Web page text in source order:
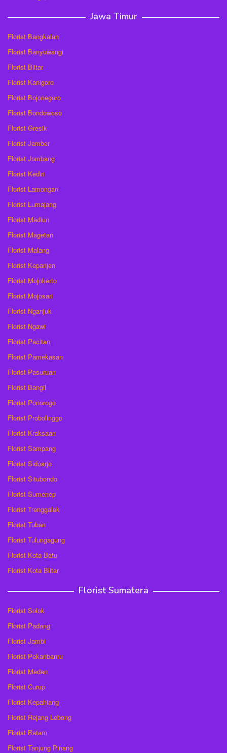
Jawa Timur
Florist Bangkalan
Florist Banyuwangi
Florist Blitar
Florist Kanigoro
Florist Bojonegoro
Florist Bondowoso
Florist Gresik
Florist Jember
Florist Jombang
Florist Kediri
Florist Lamongan
Florist Lumajang
Florist Madiun
Florist Magetan
Florist Malang
Florist Kepanjen
Florist Mojokerto
Florist Mojosari
Florist Nganjuk
Florist Ngawi
Florist Pacitan
Florist Pamekasan
Florist Pasuruan
Florist Bangil
Florist Ponorogo
Florist Probolinggo
Florist Kraksaan
Florist Sampang
Florist Sidoarjo
Florist Situbondo
Florist Sumenep
Florist Trenggalek
Florist Tuban
Florist Tulungagung
Florist Kota Batu
Florist Kota Blitar
Florist Sumatera
Florist Solok
Florist Padang
Florist Jambi
Florist Pekanbanru
Florist Medan
Florist Curup
Florist Kepahiang
Florist Rejang Lebong
Florist Batam
Florist Tanjung Pinang